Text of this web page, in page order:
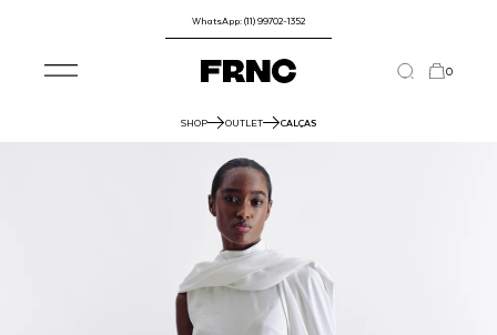
WhatsApp: (11) 99702-1352
0
SHOP OUTLET CALÇAS